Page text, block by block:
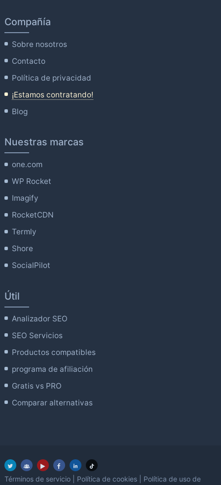
Compañía
Sobre nosotros
Contacto
Política de privacidad
¡Estamos contratando!
Blog
Nuestras marcas
one.com
WP Rocket
Imagify
RocketCDN
Termly
Shore
SocialPilot
Útil
Analizador SEO
SEO Servicios
Productos compatibles
programa de afiliación
Gratis vs PRO
Comparar alternativas
Términos de servicio Política de cookies Política de uso de